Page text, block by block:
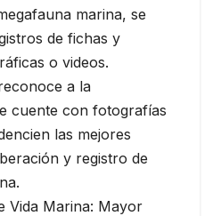
marina, se
de fichas y
o videos.
a la
cuente con fotografías
las mejores
y registro de
Vida Marina: Mayor